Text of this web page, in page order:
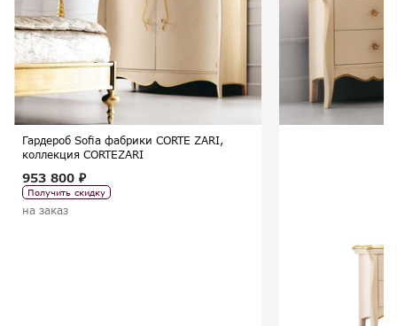
Гардероб Sofia фабрики CORTE ZARI,
коллекция CORTEZARI
953 800 ₽
Получить скидку
на заказ